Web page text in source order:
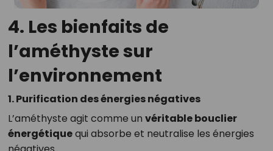
4. Les bienfaits de
l’améthyste sur
l’environnement
1. Purification des énergies négatives
L’améthyste agit comme un véritable bouclier
énergétiquequi absorbe et neutralise les énergies